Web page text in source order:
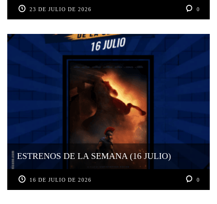
23 DE JULIO DE 2026 0
ESTRENOS DE LA SEMANA (16 JULIO)
16 DE JULIO DE 2026 0